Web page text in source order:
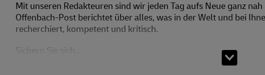
Mit unseren Redakteuren sind wir jeden Tag aufs Neue ganz
Offenbach-Post berichtet über alles, was in der Welt und bei
recherchiert, kompetent und kritisch.
Sichern Sie sich...